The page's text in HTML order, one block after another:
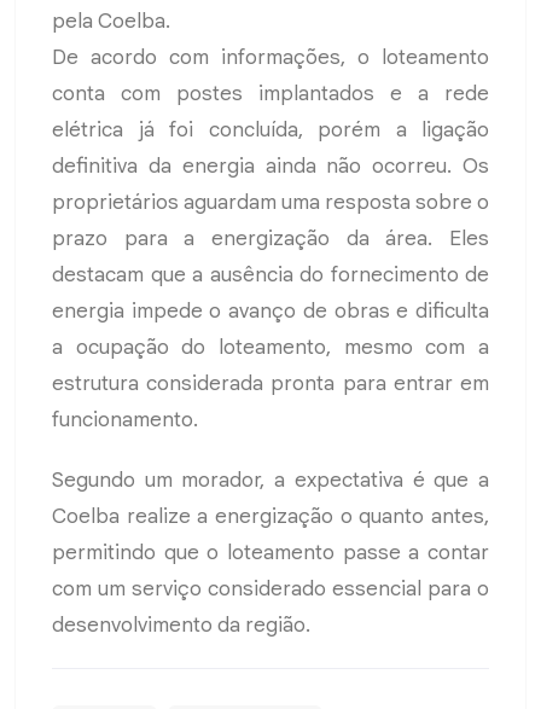
pela Coelba.
De acordo com informações, o loteamento
conta com postes implantados e a rede
elétrica já foi concluída, porém a ligação
definitiva da energia ainda não ocorreu. Os
proprietários aguardam uma resposta sobre o
prazo para a energização da área. Eles
destacam que a ausência do fornecimento de
energia impede o avanço de obras e dificulta
a ocupação do loteamento, mesmo com a
estrutura considerada pronta para entrar em
funcionamento.
Segundo um morador, a expectativa é que a
Coelba realize a energização o quanto antes,
permitindo que o loteamento passe a contar
com um serviço considerado essencial para o
desenvolvimento da região.